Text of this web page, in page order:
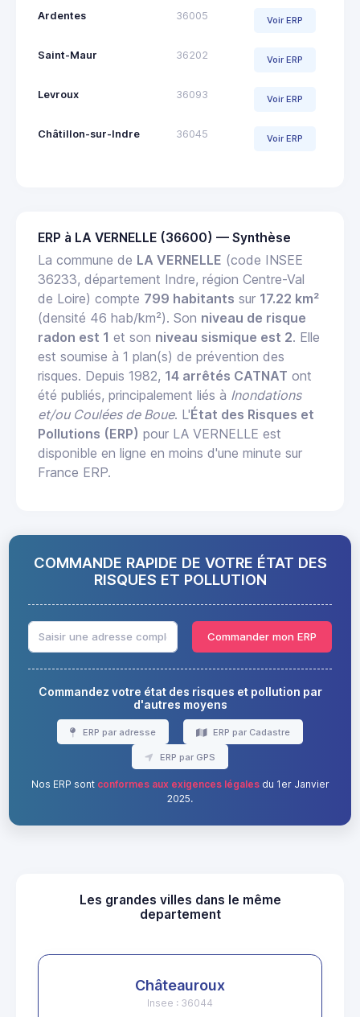
Ardentes 36005 Voir ERP
Saint-Maur 36202 Voir ERP
Levroux 36093 Voir ERP
Châtillon-sur-Indre 36045 Voir ERP
ERP à LA VERNELLE (36600) — Synthèse
La commune de LA VERNELLE (code INSEE
36233, département Indre, région Centre-Val
de Loire) compte 799 habitants sur 17.22 km²
(densité 46 hab/km²). Son niveau de risque
radon est 1 et son niveau sismique est 2. Elle
est soumise à 1 plan(s) de prévention des
risques. Depuis 1982, 14 arrêtés CATNAT ont
été publiés, principalement liés à Inondations
et/ou Coulées de Boue. L'État des Risques et
Pollutions (ERP) pour LA VERNELLE est
disponible en ligne en moins d'une minute sur
France ERP.
COMMANDE RAPIDE DE VOTRE ÉTAT DES
RISQUES ET POLLUTION
Commander mon ERP
Commandez votre état des risques et pollution par
d'autres moyens
ERP par adresse ERP par Cadastre
ERP par GPS
Nos ERP sont conformes aux exigences légalesdu 1er Janvier
2025.
Les grandes villes dans le même
departement
Châteauroux
Insee : 36044